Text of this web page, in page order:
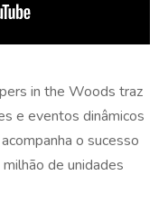
in the Woods traz
e eventos dinâmicos
o sucesso
de unidades